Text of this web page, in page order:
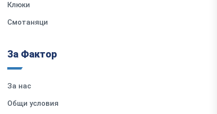
Клюки
Смотаняци
За Фактор
За нас
Общи условия